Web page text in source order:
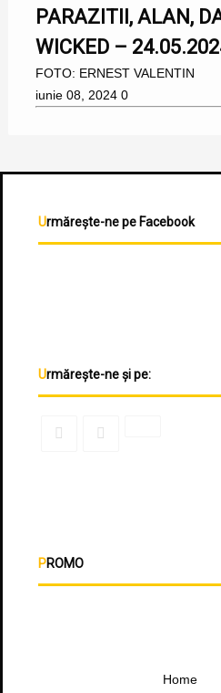
PARAZITII, ALAN,
WICKED –
FOTO: ERNEST VALENTIN
iunie 08, 2024 0
Urmărește-ne pe Facebook
Urmărește-ne și pe:
PROMO
Home